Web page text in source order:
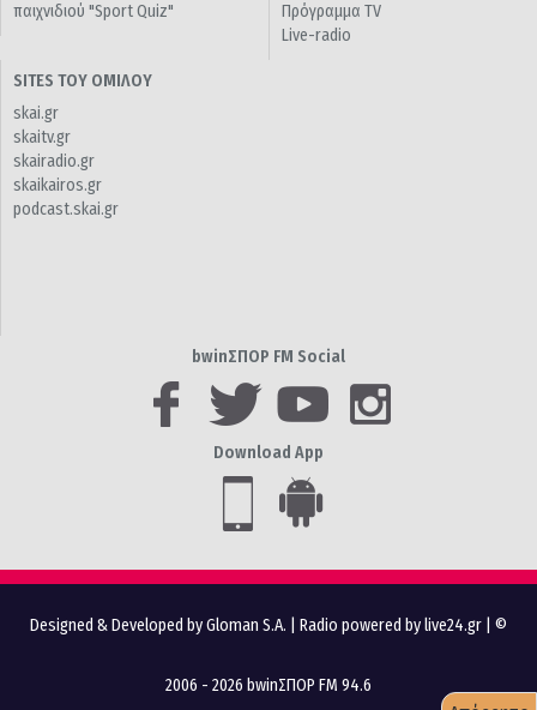
παιχνιδιού "Sport Quiz"
Πρόγραμμα TV
Live-radio
SITES ΤΟΥ ΟΜΙΛΟΥ
skai.gr
skaitv.gr
skairadio.gr
skaikairos.gr
podcast.skai.gr
bwinΣΠΟΡ FM Social
Download App
Designed & Developed by Gloman S.A. Radio powered by live24.gr | ©
2006 - 2026 bwinΣΠΟΡ FM 94.6